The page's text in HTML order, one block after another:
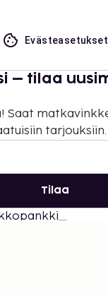
Evästeasetukset
– tilaa
Saat
tarjouksiin.
Tilaa